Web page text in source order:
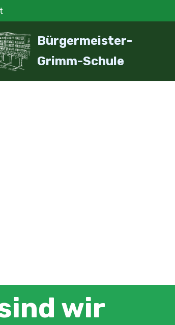
Bürgermeister-
Grimm-Schule
wir